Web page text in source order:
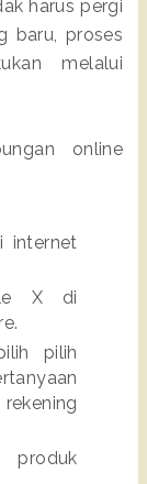
harus pergi
baru, proses
melalui
online
internet
X di
pilih